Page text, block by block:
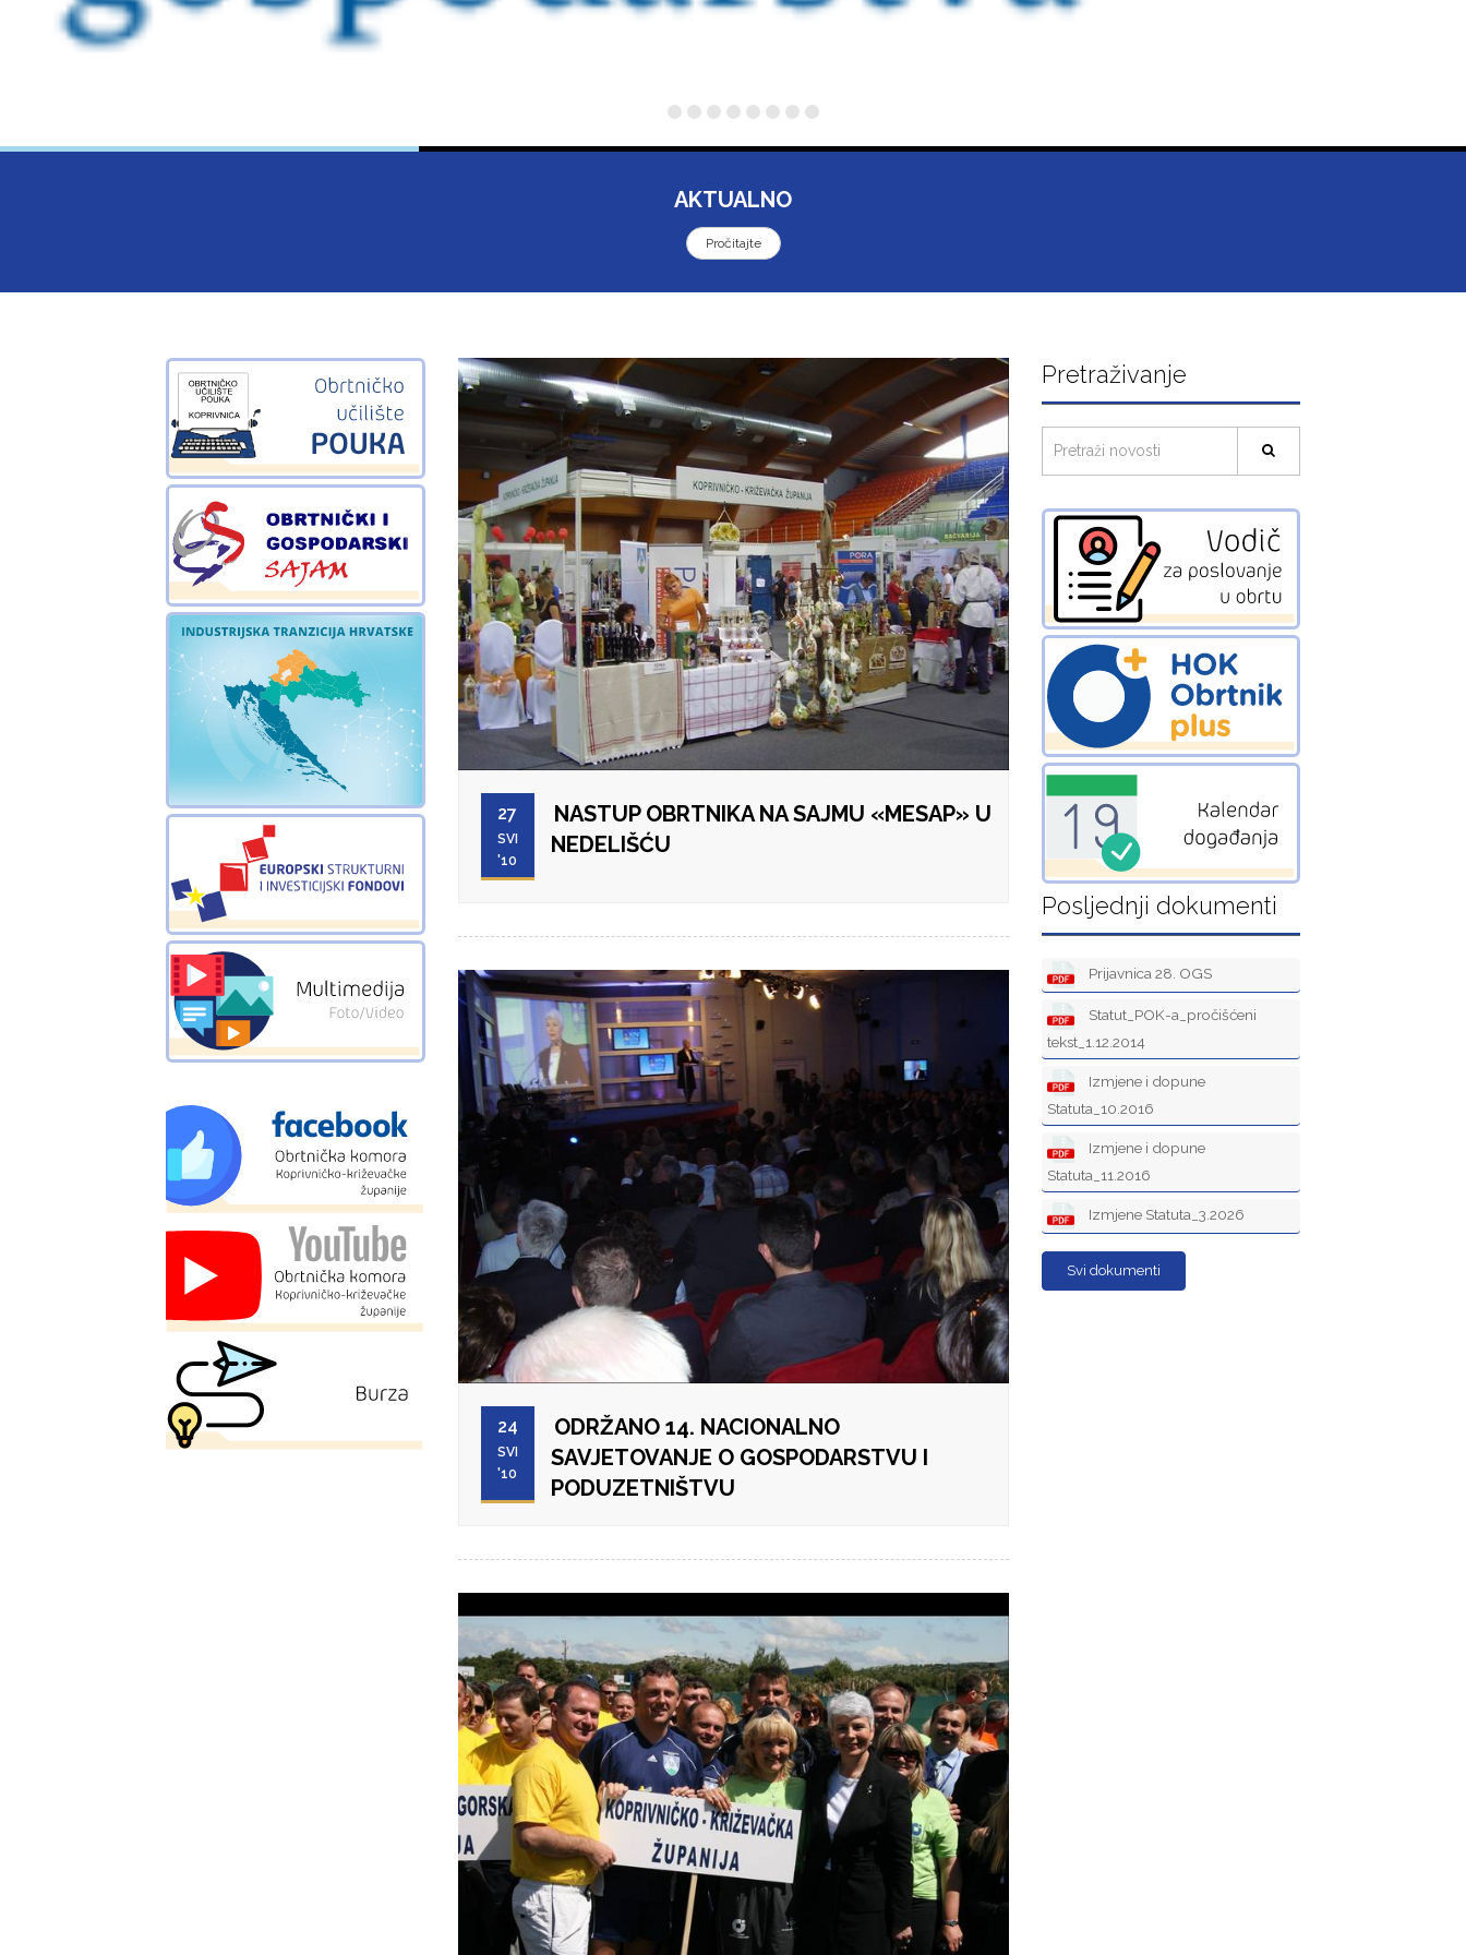
AKTUALNO
Pročitajte
27
SVI
'10
NASTUP OBRTNIKA NA SAJMU «MESAP» U
NEDELIŠĆU
24
SVI
'10
ODRŽANO 14. NACIONALNO
SAVJETOVANJE O GOSPODARSTVU I
PODUZETNIŠTVU
Pretraživanje
Posljednji dokumenti
Prijavnica 28. OGS
Statut_POK-a_pročišćeni
tekst_1.12.2014
Izmjene i dopune
Statuta_10.2016
Izmjene i dopune
Statuta_11.2016
Izmjene Statuta_3.2026
Svi dokumenti